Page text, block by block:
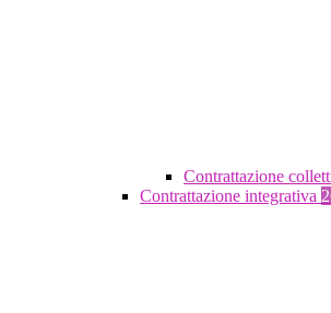
Contrattazione
Contrattazione integrativa